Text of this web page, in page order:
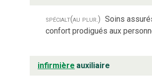
spécialt(au plur.) Soins
confort prodigués aux
infirmière auxiliaire